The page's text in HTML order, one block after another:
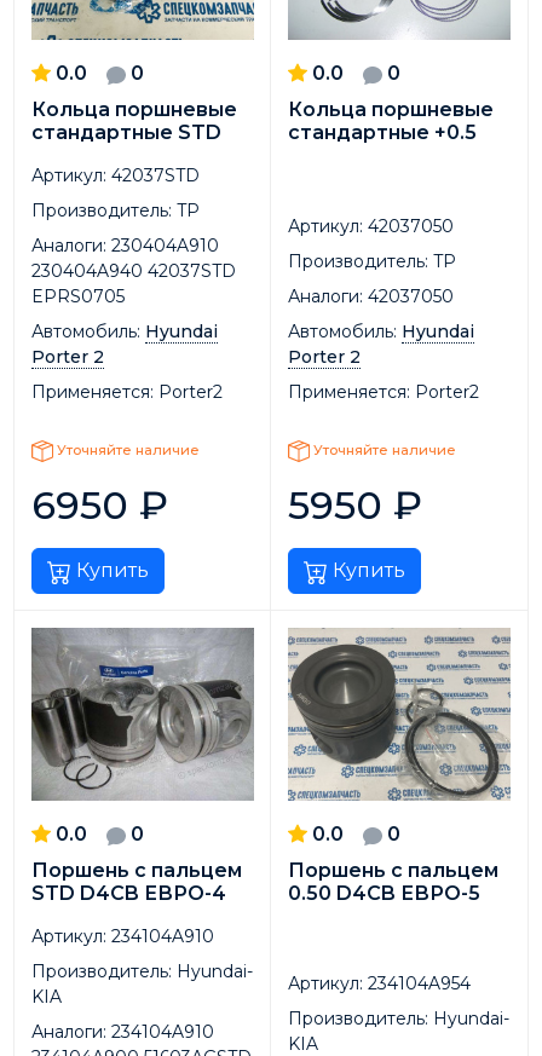
0.0
0
Кольца поршневые
стандартные STD
Артикул: 42037STD
Производитель: TP
Аналоги: 230404A910
230404A940 42037STD
EPRS0705
Автомобиль: Hyundai
Porter 2
Применяется: Porter2
Уточняйте наличие
6950 ₽
Купить
0.0
0
Кольца поршневые
стандартные +0.5
Артикул: 42037050
Производитель: TP
Аналоги: 42037050
Автомобиль: Hyundai
Porter 2
Применяется: Porter2
Уточняйте наличие
5950 ₽
Купить
0.0
0
Поршень с пальцем
STD D4CB ЕВРО-4
Артикул: 234104A910
Производитель: Hyundai-
KIA
Аналоги: 234104A910
0.0
0
Поршень с пальцем
0.50 D4CB ЕВРО-5
Артикул: 234104A954
Производитель: Hyundai-
KIA